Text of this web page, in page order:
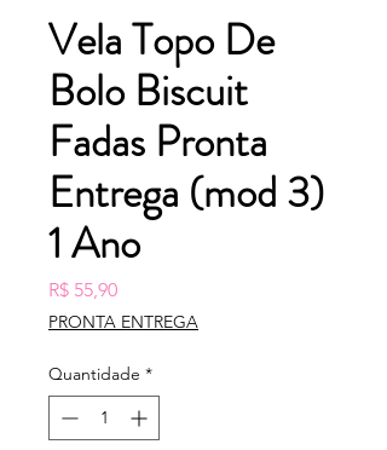
Vela Topo De
Bolo Biscuit
Fadas Pronta
Entrega (mod 3)
1 Ano
R$ 55,90Preço
PRONTA ENTREGA
Quantidade *